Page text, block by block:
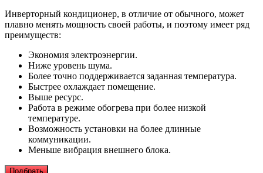
Инверторный кондиционер, в отличие от обычного, может
плавно менять мощность своей работы, и поэтому имеет ряд
преимуществ:
Экономия электроэнергии.
Ниже уровень шума.
Более точно поддерживается заданная температура.
Быстрее охлаждает помещение.
Выше ресурс.
Работа в режиме обогрева при более низкой
температуре.
Возможность установки на более длинные
коммуникации.
Меньше вибрация внешнего блока.
Подбрать